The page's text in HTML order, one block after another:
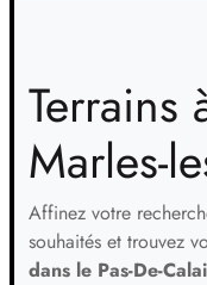
Terrains
Marles-
Affinez votre
souhaités et trouvez
dans le Pas-De-